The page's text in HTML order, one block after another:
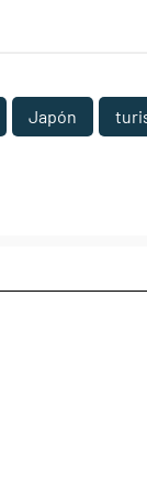
Japón